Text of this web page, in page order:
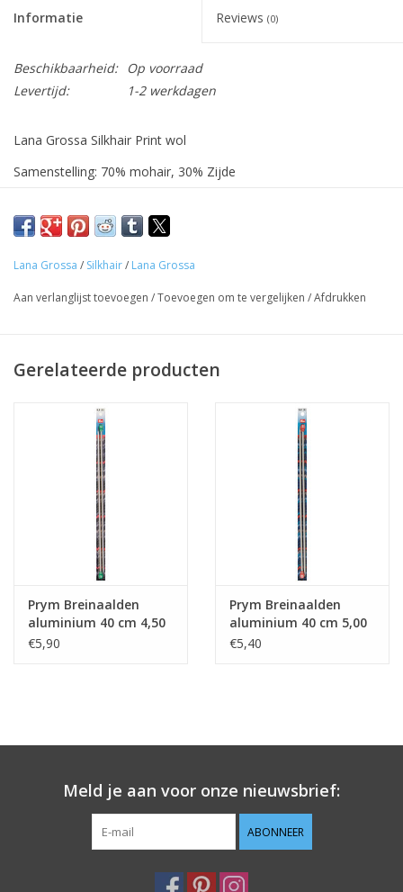
Informatie Reviews (0)
Beschikbaarheid:
Op voorraad
Levertijd:
1-2 werkdagen
Lana Grossa Silkhair Print wol
Samenstelling: 70% mohair, 30% Zijde
looplengte/bol: 400 m
Geschikt voor breinaald: 4,5 - 5
Voor een trui in maat 38-40, heb je ca. 200 g (4 bollen) nodig.
Lana Grossa / Silkhair/ Lana Grossa
Aan verlanglijst toevoegen /Toevoegen om te vergelijken /Afdrukken
Gerelateerde producten
Prym Breinaalden
aluminium 40 cm 4,50
mm zilverkleurig
€5,90
Prym Breinaalden
aluminium 40 cm 5,00
mm
€5,40
Meld je aan voor onze nieuwsbrief:
ABONNEER